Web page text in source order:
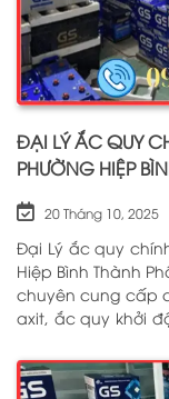
ĐẠI LÝ ẮC QUY
PHƯỜNG HIỆP
20 Tháng 10, 2025
Đại Lý ắc quy
Hiệp Bình Thành
chuyên cung cấp
axit, ắc quy khởi
thương hiệu như:
ENIMAC, BOSCH,